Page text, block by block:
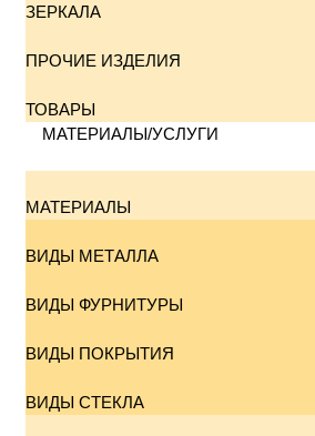
ЗЕРКАЛА
ПРОЧИЕ ИЗДЕЛИЯ
ТОВАРЫ
МАТЕРИАЛЫ/УСЛУГИ
МАТЕРИАЛЫ
ВИДЫ МЕТАЛЛА
ВИДЫ ФУРНИТУРЫ
ВИДЫ ПОКРЫТИЯ
ВИДЫ СТЕКЛА